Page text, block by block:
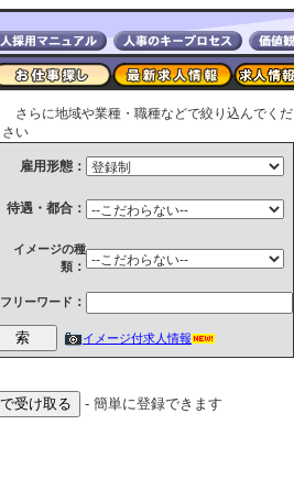
さらに地域や業種・職種などで絞り込んでくだ
さい
雇用形態：
待遇・都合：
イメージの種
類 ：
フリーワード ：
イメージ付求人情報
- 簡単に登録できます